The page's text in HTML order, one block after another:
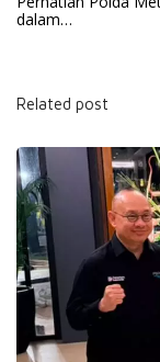
dalam…
Related post